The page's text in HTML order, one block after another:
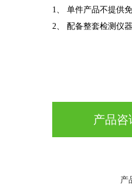
1、 单件产品不提供
2、 配备整套检测仪
产品咨
产